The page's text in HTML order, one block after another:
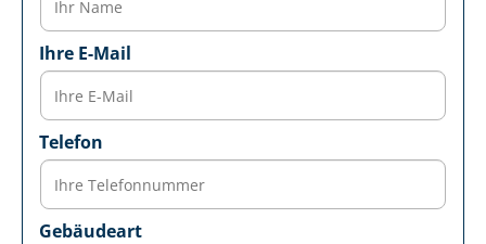
Ihre E-Mail
Telefon
Gebäudeart